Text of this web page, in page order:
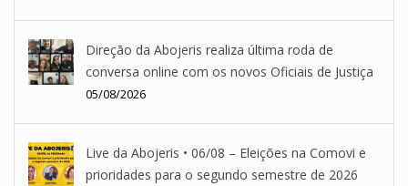
Direção da Abojeris realiza última roda de
conversa online com os novos Oficiais de Justiça
05/08/2026
Live da Abojeris • 06/08 – Eleições na Comovi e
prioridades para o segundo semestre de 2026